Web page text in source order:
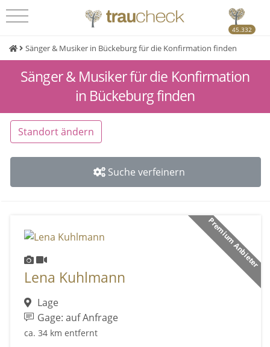
45.332
Sänger & Musiker in Bückeburg für die Konfirmation finden
Sänger & Musiker für die Konfirmation
in Bückeburg finden
Standort ändern
Suche verfeinern
Premium Anbieter
Lena Kuhlmann
Lage
Gage: auf Anfrage
ca. 34 km entfernt